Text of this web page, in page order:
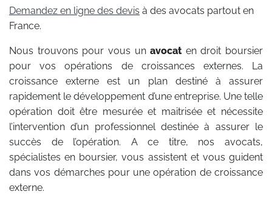
Demandez en ligne des devis à des avocats partout en
France.
Nous trouvons pour vous unavocat en droit boursier
pour vos opérations de croissances externes. La
croissance externe est un plan destiné à assurer
rapidement le développement d’une entreprise. Une telle
opération doit être mesurée et maitrisée et nécessite
l’intervention d’un professionnel destinée à assurer le
succès de l’opération. A ce titre, nos avocats,
spécialistes en boursier, vous assistent et vous guident
dans vos démarches pour une opération de croissance
externe.